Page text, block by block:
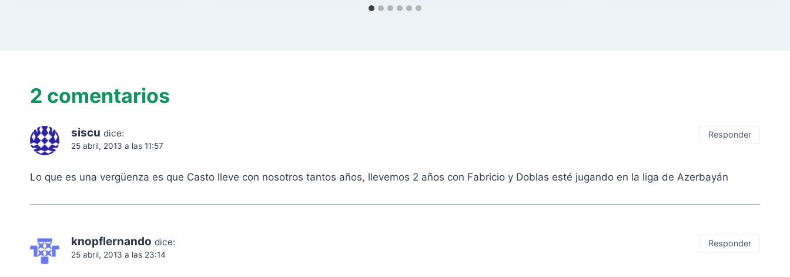
2 comentarios
siscu dice:
25 abril, 2013 a las 11:57
Lo que es una vergüenza es que Casto lleve con nosotros tantos años, llevemos 2 años con Fabricio y Doblas esté jugando en la liga de Azerbayán
Responder
knopflernando dice:
25 abril, 2013 a las 23:14
Responder